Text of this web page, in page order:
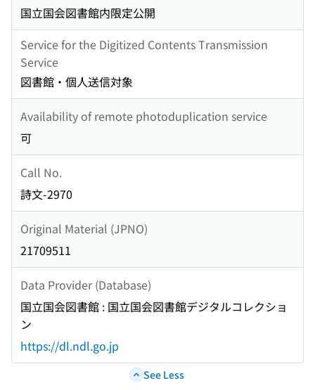
国立国会図書館内限定公開
Service for the Digitized Contents Transmission
Service
図書館・個人送信対象
Availability of remote photoduplication service
可
Call No.
詩文-2970
Original Material (JPNO)
21709511
Data Provider (Database)
国立国会図書館 : 国立国会図書館デジタルコレクショ
ン
https://dl.ndl.go.jp
See Less